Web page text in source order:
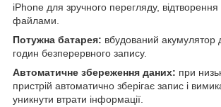
iPhone для зручного перегляду,
файлами.
Потужна батарея: вбудований акумулятор
годин безперервного запису.
Автоматичне збереження даних: при
пристрій автоматично зберігає запис і
уникнути втрати інформації.